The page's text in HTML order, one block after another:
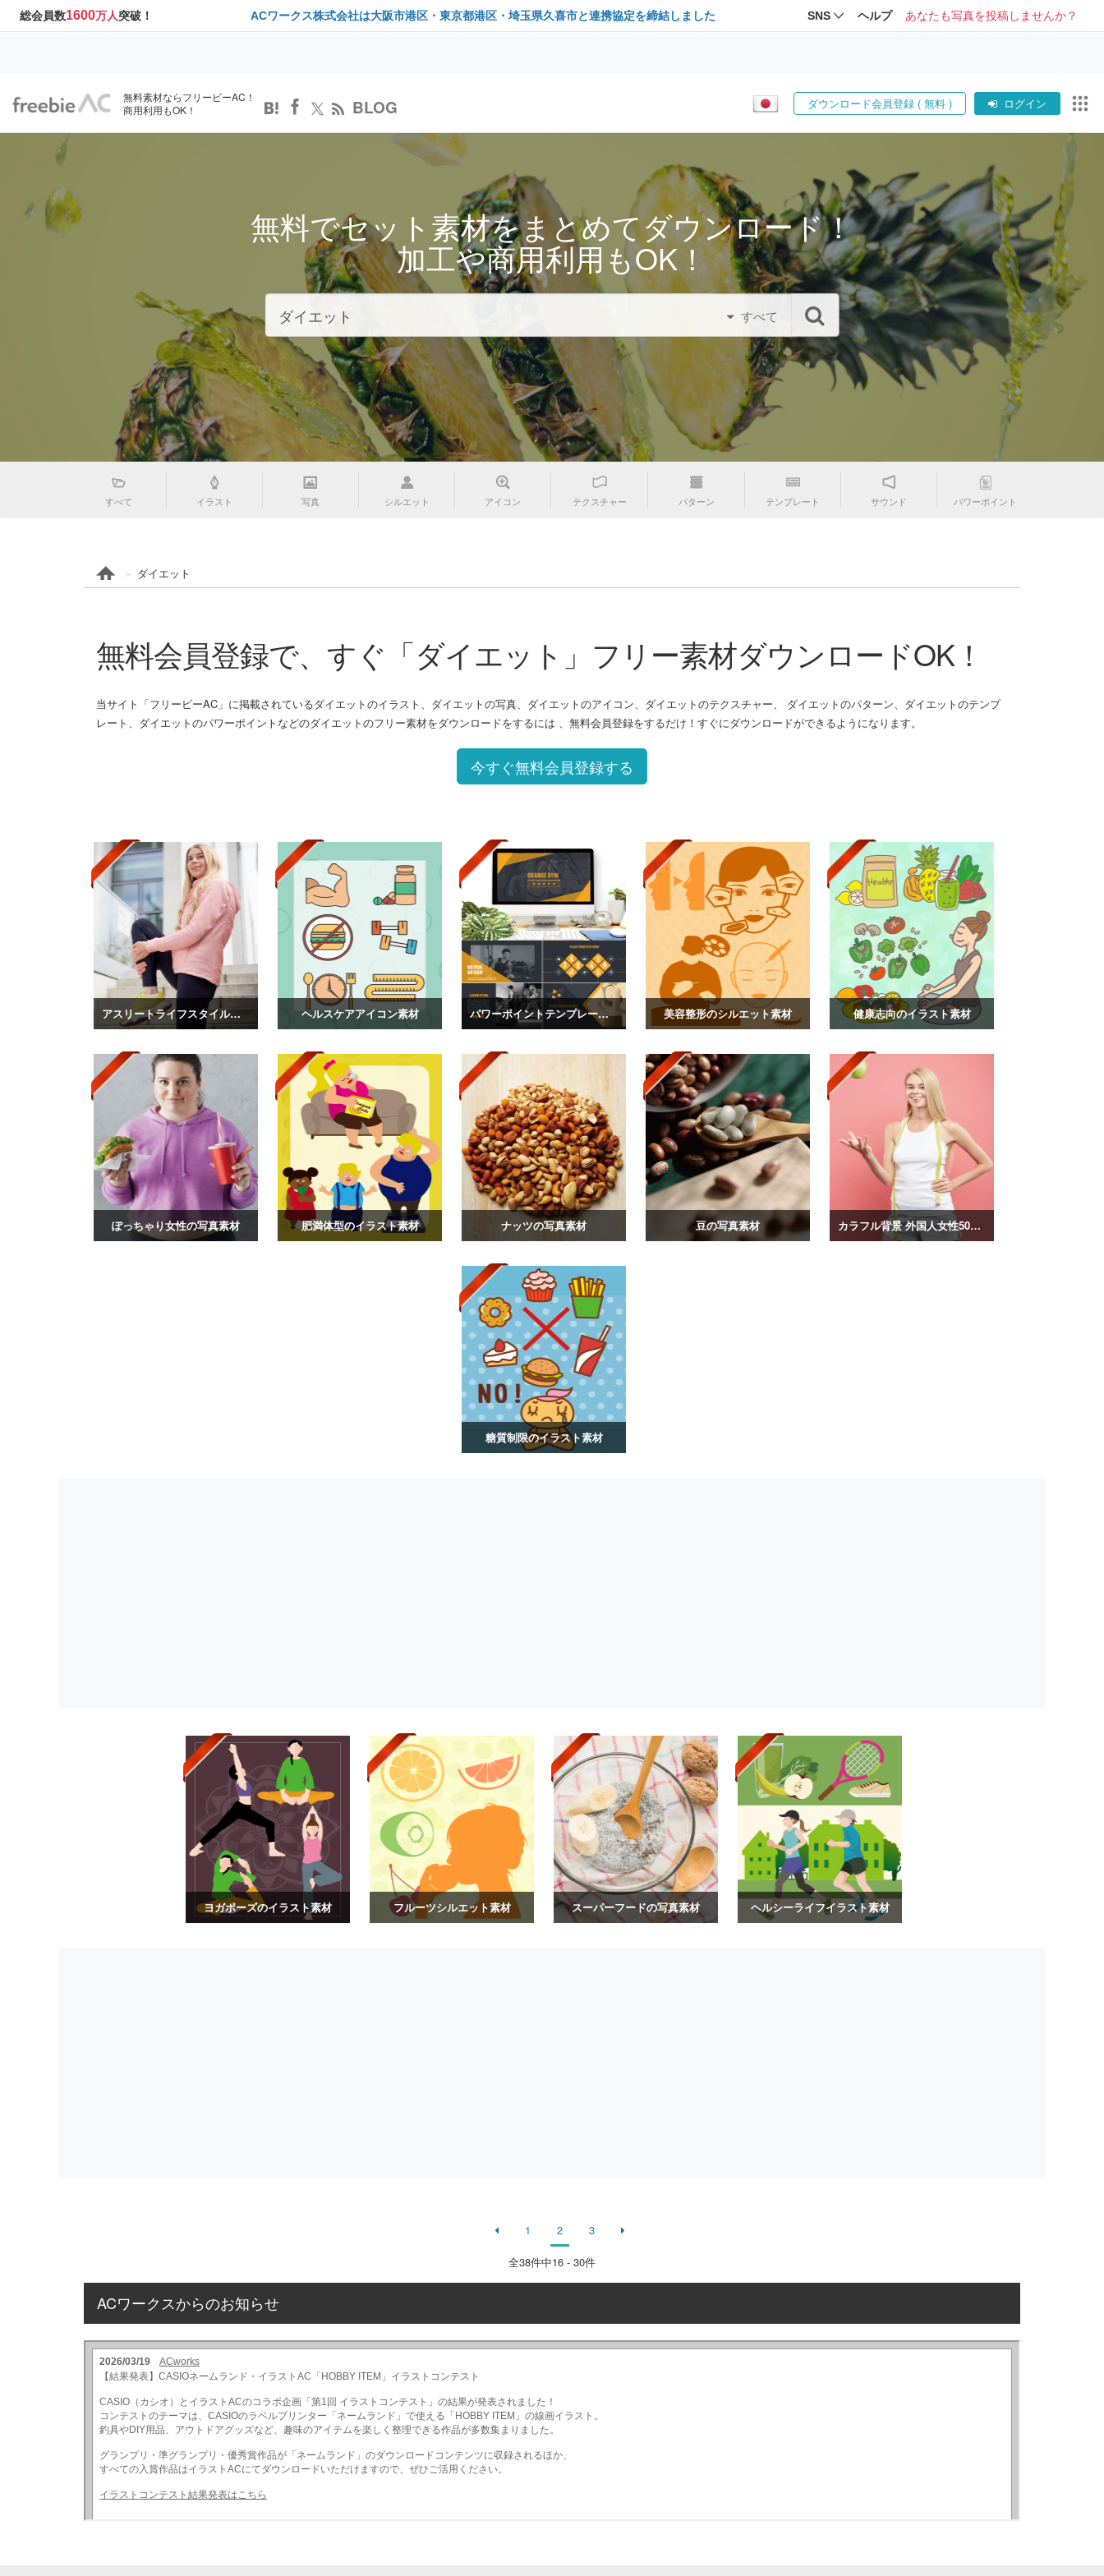
総会員数1600万人突破！ ACワークス株式会社は大阪市港区・東京都港区・埼玉県久喜市と連携協定を締結しました SNS ヘルプ あなたも写真を投稿しませんか？
無料素材ならフリービーAC！
商用利用もOK！
BLOG ダウンロード会員登録 ( 無料 ) ログイン
無料でセット素材をまとめてダウンロード！
加工や商用利用もOK！
すべて
すべて イラスト 写真 シルエット アイコン テクスチャー パターン テンプレート サウンド パワーポイント
ダイエット
無料会員登録で、すぐ「ダイエット」フリー素材ダウンロードOK！
当サイト「フリービーAC」に掲載されているダイエットのイラスト、ダイエットの写真、ダイエットのアイコン、ダイエットのテクスチャー、 ダイエットのパターン、ダイエットのテンプ
レート、ダイエットのパワーポイントなどのダイエットのフリー素材をダウンロードをするには 、無料会員登録をするだけ！すぐにダウンロードができるようになります。
今すぐ無料会員登録する
アスリートライフスタイル写真 ヘルスケアアイコン素材 パワーポイントテンプレート素材 vol.12 美容整形のシルエット素材 健康志向のイラスト素材
ぽっちゃり女性の写真素材 肥満体型のイラスト素材 ナッツの写真素材 豆の写真素材 カラフル背景 外国人女性50ポーズ
糖質制限のイラスト素材
ヨガポーズのイラスト素材 フルーツシルエット素材 スーパーフードの写真素材 ヘルシーライフイラスト素材
1 2 3
全38件中16 - 30件
ACワークスからのお知らせ